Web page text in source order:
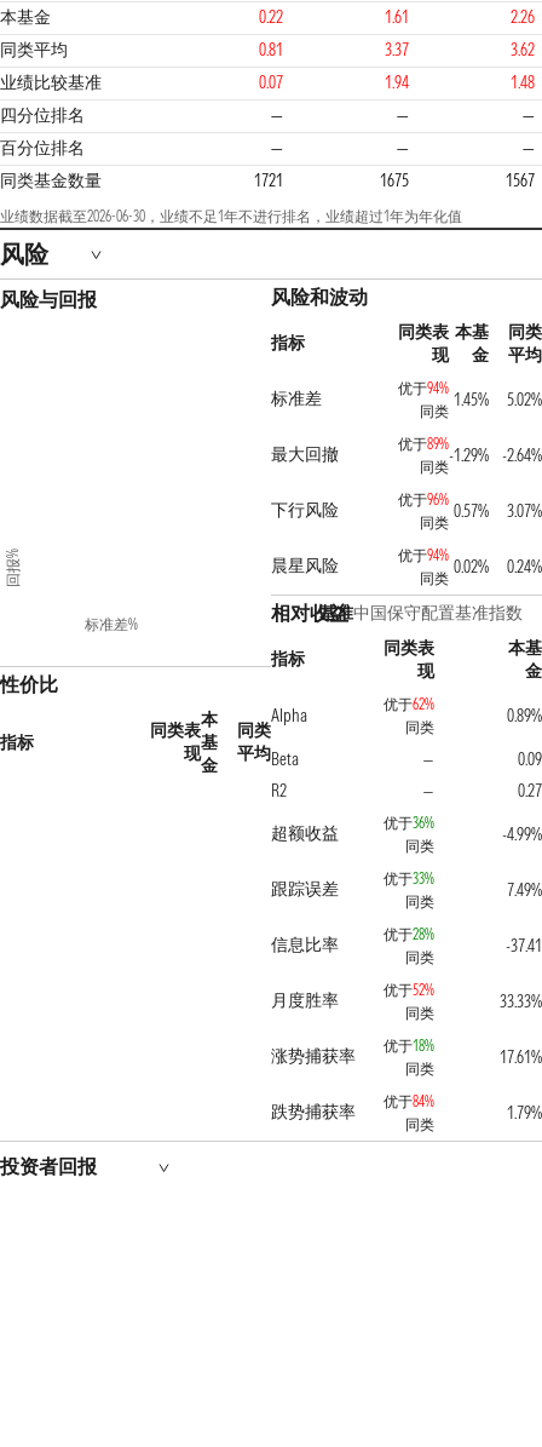
本基金
0.22 1.61
2.26
同类平均
0.81 3.37
3.62
业绩比较基准
0.07 1.94
1.48
四分位排名
— — —
3
百分位排名 — —
—
同类基金数量
1721 1675 1567
业绩数据截至2026-06-30，业绩不足1年不进行排名，业绩超过1年为年化值
风险
风险与回报
标准差%
回报%
性价比
指标
同类表
现
本
基
金
同类
平均
风险和波动
指标
同类表
现
本基
金
同类
平均
标准差
优于94%
同类
1.45% 5.02%
最大回撤 优于89%
同类
-1.29% -2.64%
下行风险 优于96%
同类
0.57% 3.07%
晨星风险 优于94%
同类
0.02% 0.24%
相对收益
基准中国保守配置基准指数
指标
同类表
现
本基
金
Alpha
优于62%
同类
0.89%
Beta
—
0.09
R2
—
0.27
超额收益
优于36%
同类
-4.99%
跟踪误差 优于33%
同类
7.49%
信息比率 优于28%
同类
-37.41
月度胜率 优于52%
同类
33.33%
涨势捕获率 优于18%
同类
17.61%
跌势捕获率 优于84%
同类
1.79%
投资者回报